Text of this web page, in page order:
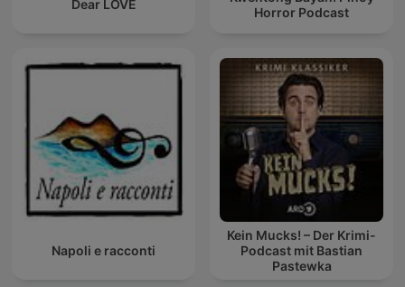
Dear LOVE
Horror Podcast
Napoli e racconti
Kein Mucks! – Der Krimi-
Podcast mit Bastian
Pastewka